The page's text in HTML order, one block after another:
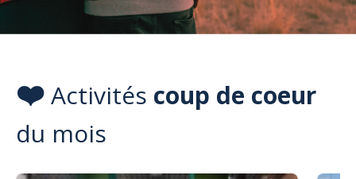
❤️Activités coup de coeur
du mois